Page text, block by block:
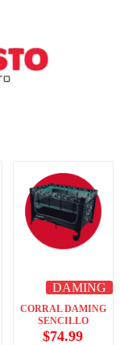
DAMING
CORRAL DAMING
SENCILLO
$74.99